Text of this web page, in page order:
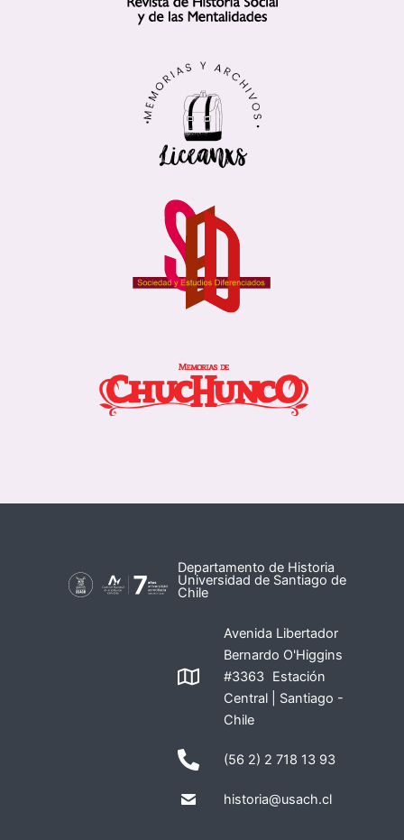
Departamento de Historia
Universidad de Santiago de
Chile
Avenida Libertador
Bernardo O'Higgins
#3363 Estación
Central | Santiago -
Chile
(56 2) 2 718 13 93
historia@usach.cl